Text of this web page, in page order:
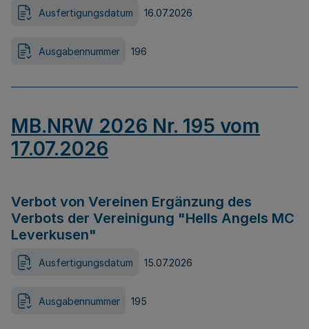
Ausfertigungsdatum 16.07.2026
Ausgabennummer 196
MB.NRW 2026 Nr. 195 vom
17.07.2026
Verbot von Vereinen Ergänzung des
Verbots der Vereinigung "Hells Angels MC
Leverkusen"
Ausfertigungsdatum 15.07.2026
Ausgabennummer 195